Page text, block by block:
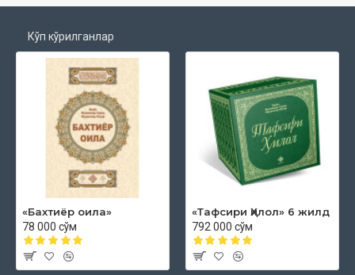
Кўп кўрилганлар
«Бахтиёр оила»
78 000 сўм
«Тафсири Ҳилол» 6 жилд
792 000 сўм